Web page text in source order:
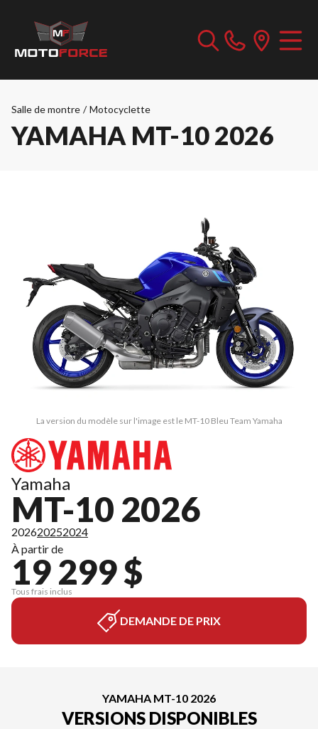
Salle de montre / Motocyclette
YAMAHA MT-10 2026
La version du modèle sur l'image est le MT-10 Bleu Team Yamaha
Yamaha
MT-10 2026
202620252024
À partir de
19 299 $
Tous frais inclus
DEMANDE DE PRIX
YAMAHA MT-10 2026
VERSIONS DISPONIBLES